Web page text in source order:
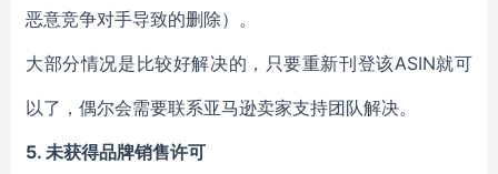
恶意竞争对手导致的删除）。
大部分情况是比较好解决的，只要重新刊登该ASIN就可
以了，偶尔会需要联系亚马逊卖家支持团队解决。
5. 未获得品牌销售许可